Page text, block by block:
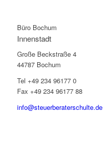
Büro Bochum
Innenstadt
Große Beckstraße 4
44787 Bochum
Tel +49 234 96177 0
Fax +49 234 96177 88
info@steuerberaterschulte.de